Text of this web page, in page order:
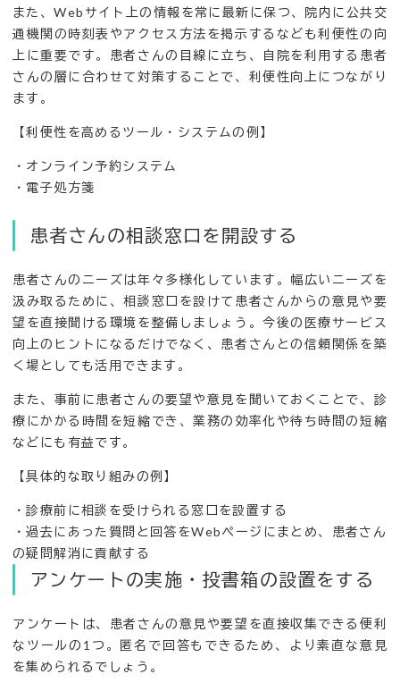
また、Webサイト上の情報を常に最新に保つ、院内に公共交
通機関の時刻表やアクセス方法を掲示するなども利便性の向
上に重要です。患者さんの目線に立ち、自院を利用する患者
さんの層に合わせて対策することで、利便性向上につながり
ます。
【利便性を高めるツール・システムの例】
・オンライン予約システム
・電子処方箋
患者さんの相談窓口を開設する
患者さんのニーズは年々多様化しています。幅広いニーズを
汲み取るために、相談窓口を設けて患者さんからの意見や要
望を直接聞ける環境を整備しましょう。今後の医療サービス
向上のヒントになるだけでなく、患者さんとの信頼関係を築
く場としても活用できます。
また、事前に患者さんの要望や意見を聞いておくことで、診
療にかかる時間を短縮でき、業務の効率化や待ち時間の短縮
などにも有益です。
【具体的な取り組みの例】
・診療前に相談を受けられる窓口を設置する
・過去にあった質問と回答をWebページにまとめ、患者さん
の疑問解消に貢献する
アンケートの実施・投書箱の設置をする
アンケートは、患者さんの意見や要望を直接収集できる便利
なツールの1つ。匿名で回答もできるため、より素直な意見
を集められるでしょう。